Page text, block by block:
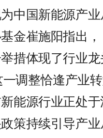
中国新能源产
金崔施阳指出，
措体现了行业
一调整恰逢产业
能源行业正处
策持续引导产业